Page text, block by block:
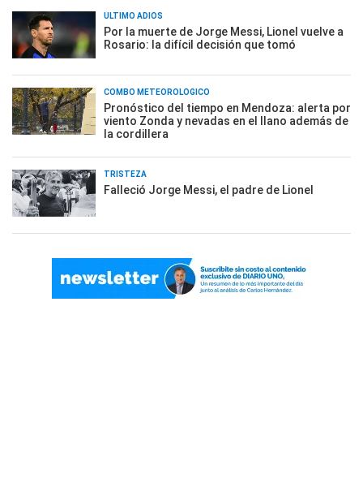
ÚLTIMO ADIÓS
Por la muerte de Jorge Messi, Lionel vuelve a
Rosario: la difícil decisión que tomó
COMBO METEOROLÓGICO
Pronóstico del tiempo en Mendoza: alerta por
viento Zonda y nevadas en el llano además de
la cordillera
TRISTEZA
Falleció Jorge Messi, el padre de Lionel